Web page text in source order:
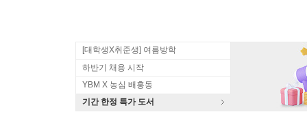
[대학생X취준생] 여름방학
하반기 채용 시작
YBM X 농심 배홍동
기간 한정 특가 도서